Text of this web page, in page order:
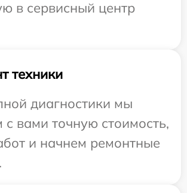
в сервисный центр
техники
диагностики мы
с вами точную стоимость,
и начнем ремонтные